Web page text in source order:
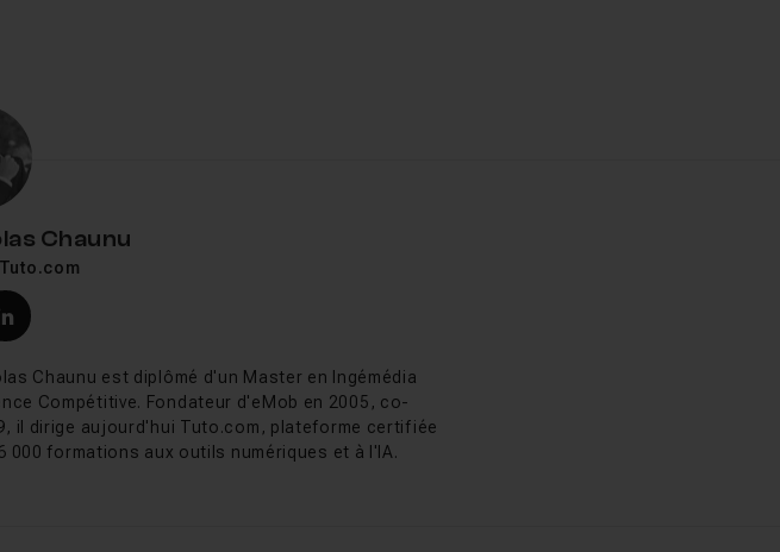
Chaunu
X (twitter) de Nicolas Chaunu
Profil LinkedIn de Nicolas Chaunu
Chaunu est diplômé d'un Master en Ingémédia
Compétitive. Fondateur d'eMob en 2005, co-
il dirige aujourd'hui Tuto.com, plateforme certifiée
formations aux outils numériques et à l'IA.